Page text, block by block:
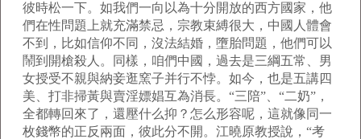
彼時松一下。如我們一向以為十分開放的西方國家，他
們在性問題上就充滿禁忌，宗教束縛很大，中國人體會
不到，比如信仰不同，沒法結婚，墮胎問題，他們可以
鬧到開槍殺人。同樣，咱們中國，過去是三綱五常、男
女授受不親與納妾逛窯子并行不悖。如今，也是五講四
美、打非掃黃與賣淫嫖娼互為消長。“三陪”、“二奶”，
全都轉回來了，還壓什么抑？怎么形容呢，這就像同一
枚錢幣的正反兩面，彼此分不開。江曉原教授說，“考